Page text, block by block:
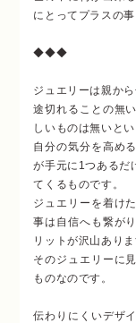
にとってプラスの
◆◆◆
ジュエリーは親か
途切れることの無
しいものは無いとい
自分の気分を高め
が手元に1つあるだ
てくるものです。
ジュエリーを着け
事は自信へも繋が
リットが沢山ありま
そのジュエリーに
ものなのです。
伝わりにくいデザ